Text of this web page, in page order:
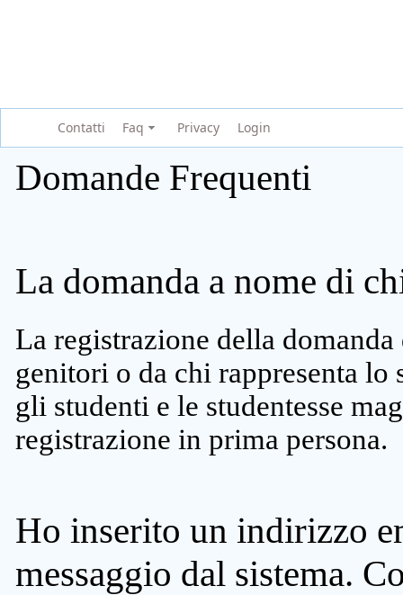
Contatti Faq Privacy Login
Domande Frequenti
La domanda a nome di
La registrazione della
genitori o da chi rappresenta lo
gli studenti e le studentesse
registrazione in prima persona.
Ho inserito un indirizzo
messaggio dal sistema.